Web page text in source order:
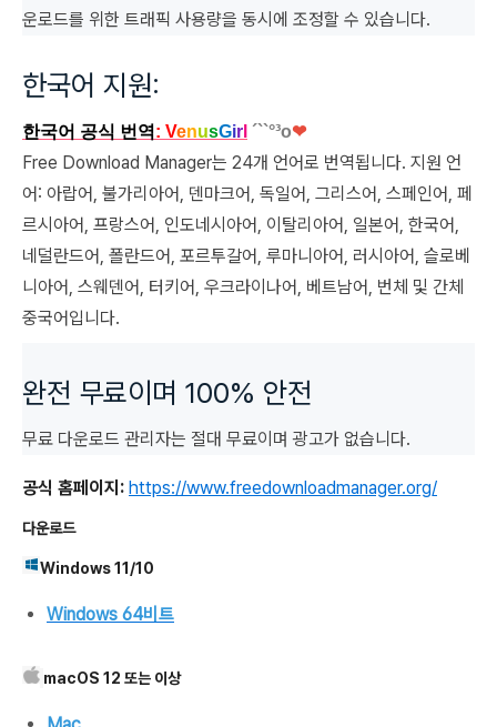
운로드를 위한 트래픽 사용량을 동시에 조정할 수 있습니다.
한국어 지원:
한국어 공식 번역: VenusGir ´``°³о❤
Free Download Manager는 24개 언어로 번역됩니다. 지원 언
어: 아랍어, 불가리아어, 덴마크어, 독일어, 그리스어, 스페인어, 페
르시아어, 프랑스어, 인도네시아어, 이탈리아어, 일본어, 한국어,
네덜란드어, 폴란드어, 포르투갈어, 루마니아어, 러시아어, 슬로베
니아어, 스웨덴어, 터키어, 우크라이나어, 베트남어, 번체 및 간체
중국어입니다.
완전 무료이며 100% 안전
무료 다운로드 관리자는 절대 무료이며 광고가 없습니다.
공식 홈페이지: https://www.freedownloadmanager.org/
다운로드
Windows 11/10
Windows 64비트
macOS 12 또는 이상